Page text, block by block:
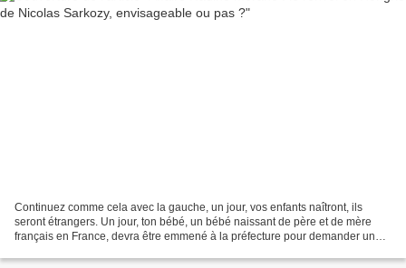
Continuez comme cela avec la gauche, un jour, vos enfants naîtront, ils
seront étrangers. Un jour, ton bébé, un bébé naissant de père et de mère
français en France, devra être emmené à la préfecture pour demander une